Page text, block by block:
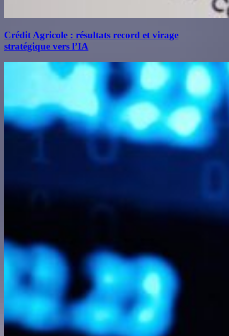
Crédit Agricole : résultats record et virage
stratégique vers l’IA